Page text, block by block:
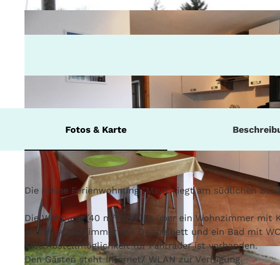
© Antje Oegel, Lizenz: Fürstenwalder Tourismusverein e.V.
Fotos & Karte
Die kleine Ferienwohnung "Maya" liegt am südlichen
Die Wohnung (40 m²) verfügt über ein Wohnzimmer
einem Schlafzimmer mit Doppelbett und ein Bad mit
Eine Abstellmöglichkeit für Fahrräder ist vorhanden.
Den Gästen steht Internet/ WLAN zur Verfügung.